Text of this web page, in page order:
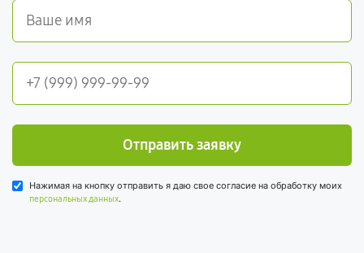
Отправить заявку
Нажимая на кнопку отправить я даю свое согласие на обработку моих
персональных данных.